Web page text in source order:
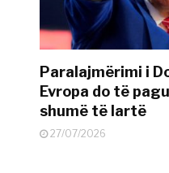
Paralajmërimi i
Evropa do të
shumë të lartë
27/07/2026